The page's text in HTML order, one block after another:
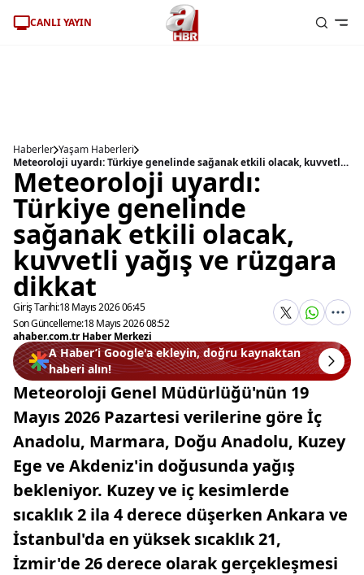
CANLI YAYIN
Haberler Yaşam Haberleri
Meteoroloji uyardı: Türkiye genelinde sağanak etkili olacak, kuvvetli yağış ve rüzgara dikkat
Meteoroloji uyardı:
Türkiye genelinde
sağanak etkili olacak,
kuvvetli yağış ve rüzgara
dikkat
Giriş Tarihi:18 Mayıs 2026 06:45
Son Güncelleme:18 Mayıs 2026 08:52
ahaber.com.tr Haber Merkezi
A Haber’i Google'a ekleyin, doğru kaynaktan
haberi alın!
Meteoroloji Genel Müdürlüğü'nün 19
Mayıs 2026 Pazartesi verilerine göre İç
Anadolu, Marmara, Doğu Anadolu, Kuzey
Ege ve Akdeniz'in doğusunda yağış
bekleniyor. Kuzey ve iç kesimlerde
sıcaklık 2 ila 4 derece düşerken Ankara ve
İstanbul'da en yüksek sıcaklık 21,
İzmir'de 26 derece olarak gerçekleşmesi